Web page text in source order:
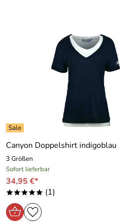
Canyon Doppelshirt indigoblau
3 Größen
Sofort lieferbar
34,95 €*
***** (1)